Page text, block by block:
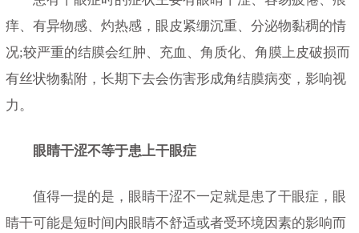
痒、有异物感、灼热感，眼皮紧绷沉重、分泌物黏稠的情
况;较严重的结膜会红肿、充血、角质化、角膜上皮破损而
有丝状物黏附，长期下去会伤害形成角结膜病变，影响视
力。
眼睛干涩不等于患上干眼症
值得一提的是，眼睛干涩不一定就是患了干眼症，眼
睛干可能是短时间内眼睛不舒适或者受环境因素的影响而